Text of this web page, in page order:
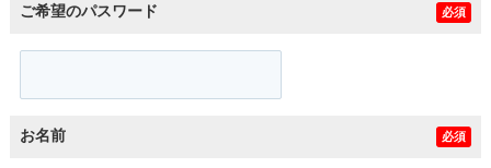
ご希望のパスワード 必須
お名前 必須